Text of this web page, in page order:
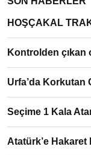
HOŞÇAKAL
Kontrolden çıkan
Urfa’da Korkutan
Seçime 1 Kala
Atatürk’e Hakaret